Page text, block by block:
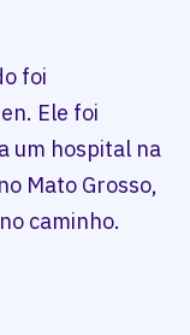
foi
Ele foi
um hospital na
Mato Grosso,
caminho.